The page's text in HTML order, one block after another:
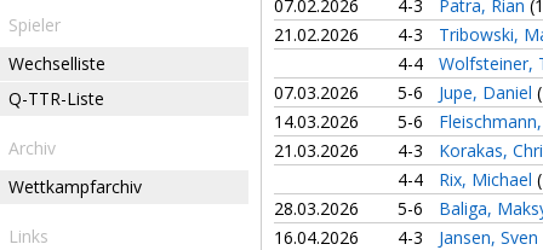
Spieler
Wechselliste
Q-TTR-Liste
Archiv
Wettkampfarchiv
Links
07.02.2026
4-3 Patra, Rian
21.02.2026
4-3
Tribowski,
4-4
Wolfsteiner,
07.03.2026
5-6 Jupe, Daniel
14.03.2026
5-6
21.03.2026
4-3
Korakas,
4-4
Rix, Michael
28.03.2026
5-6
Baliga,
16.04.2026
4-3
Jansen, Sven